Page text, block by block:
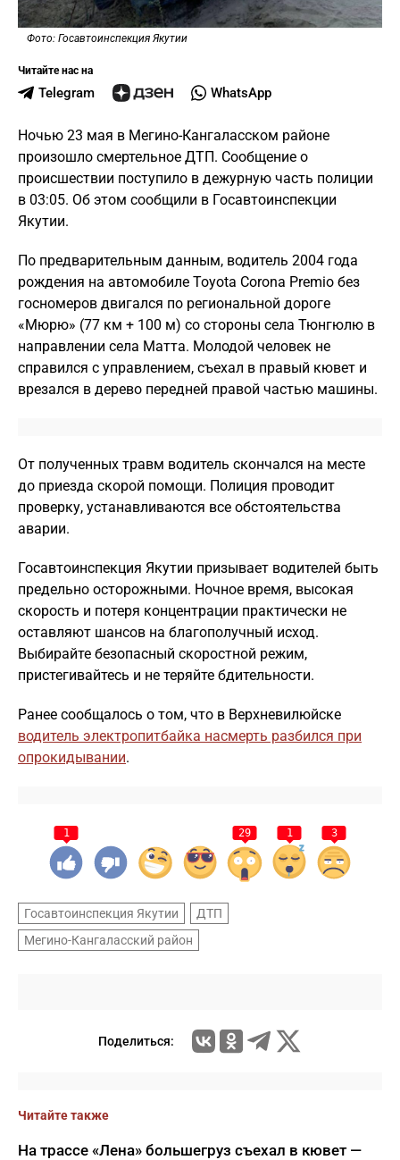
Фото: Госавтоинспекция Якутии
Читайте нас на
Telegram WhatsApp
Ночью 23 мая в Мегино-Кангаласском районе
произошло смертельное ДТП. Сообщение о
происшествии поступило в дежурную часть полиции
в 03:05. Об этом сообщили в Госавтоинспекции
Якутии.
По предварительным данным, водитель 2004 года
рождения на автомобиле Toyota Corona Premio без
госномеров двигался по региональной дороге
«Мюрю» (77 км + 100 м) со стороны села Тюнгюлю в
направлении села Матта. Молодой человек не
справился с управлением, съехал в правый кювет и
врезался в дерево передней правой частью машины.
От полученных травм водитель скончался на месте
до приезда скорой помощи. Полиция проводит
проверку, устанавливаются все обстоятельства
аварии.
Госавтоинспекция Якутии призывает водителей быть
предельно осторожными. Ночное время, высокая
скорость и потеря концентрации практически не
оставляют шансов на благополучный исход.
Выбирайте безопасный скоростной режим,
пристегивайтесь и не теряйте бдительности.
Ранее сообщалось о том, что в Верхневилюйске
водитель электропитбайка насмерть разбился при
опрокидывании.
1 29 1 3
Госавтоинспекция Якутии
ДТП
Мегино-Кангаласский район
Поделиться:
Читайте также
На трассе «Лена» большегруз съехал в кювет —